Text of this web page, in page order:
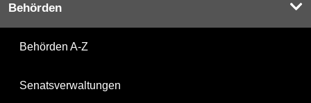
Behörden
Behörden A-Z
Senatsverwaltungen